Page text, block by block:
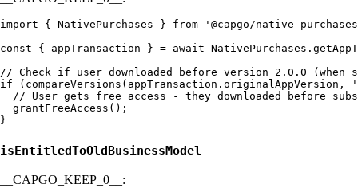
import { NativePurchases } from '@capgo/native-
const { appTransaction } = await
// Check if user downloaded before version 2.0.0 (when
if
// User gets free access - they downloaded before
  grantFreeAccess();
isEntitledToOldBusinessModel
__CAPGO_KEEP_0__: